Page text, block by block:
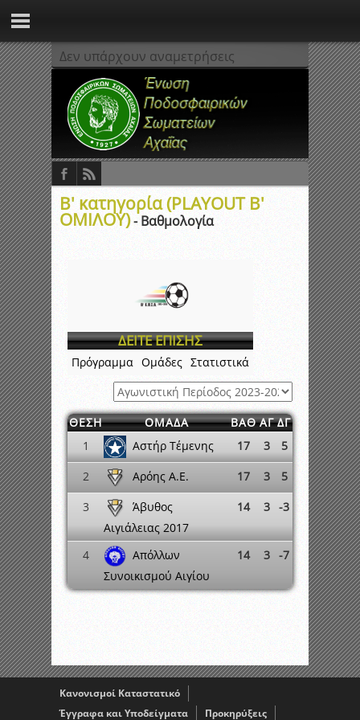
Δεν υπάρχουν αναμετρήσεις
Β' κατηγορία (PLAYOUT Β'
ΟΜΙΛΟΥ)- Βαθμολογία
ΔΕΙΤΕ ΕΠΙΣΗΣ
Πρόγραμμα Ομάδες Στατιστικά
ΘΕΣΗ ΟΜΑΔΑ ΒΑΘ ΑΓ ΔΓ
1
Αστήρ Τέμενης 17 3
5
2
Αρόης Α.Ε. 17 3
5
3
Άβυθος
Αιγιάλειας 2017
14 3 -3
4
Απόλλων
Συνοικισμού Αιγίου
14 3 -7
Κανονισμοί Καταστατικό
Έγγραφα και Υποδείγματα
Προκηρύξεις